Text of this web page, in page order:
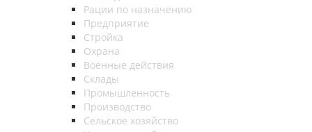
Рации по назначению
Предприятие
Стройка
Охрана
Военные действия
Склады
Промышленность
Производство
Сельское хозяйство